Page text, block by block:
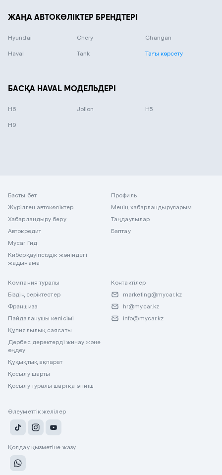
ЖАҢА АВТОКӨЛІКТЕР БРЕНДТЕРІ
Hyundai Chery Changan
Haval Tank Тағы көрсету
БАСҚА HAVAL МОДЕЛЬДЕРІ
H6 Jolion H5
H9
Басты бет
Жүрілген автокөліктер
Хабарландыру беру
Автокредит
Mycar Гид
Киберқауіпсіздік жөніндегі
жадынама
Профиль
Менің хабарландыруларым
Таңдаулылар
Баптау
Компания туралы
Біздің серіктестер
Франшиза
Пайдаланушы келісімі
Құпиялылық саясаты
Дербес деректерді жинау және
өңдеу
Құқықтық ақпарат
Қосылу шарты
Қосылу туралы шартқа өтініш
Контактілер
marketing@mycar.kz
hr@mycar.kz
info@mycar.kz
Әлеуметтік желілер
Қолдау қызметіне жазу